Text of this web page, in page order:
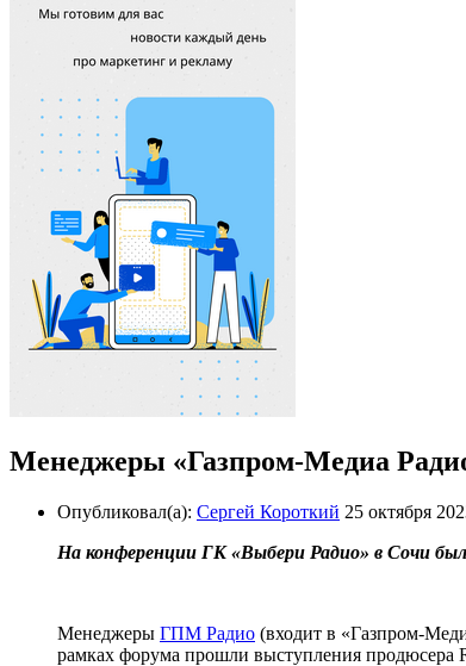
Менеджеры «Газпром-Медиа
Опубликовал(а): Сергей Короткий 25 октября
На конференции ГК «Выбери Радио» в Сочи
Менеджеры ГПМ Радио (входит в «Газпром-
рамках форума прошли выступления